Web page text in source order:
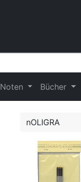
Noten Bücher